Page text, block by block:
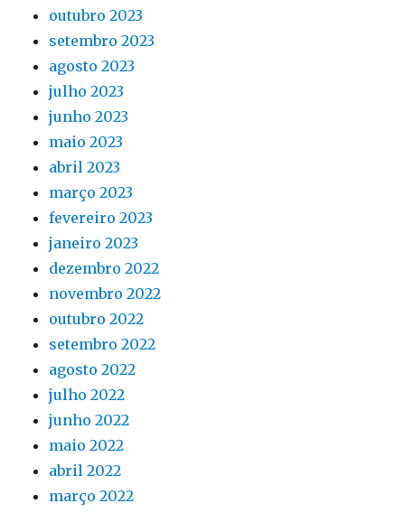
outubro 2023
setembro 2023
agosto 2023
julho 2023
junho 2023
maio 2023
abril 2023
março 2023
fevereiro 2023
janeiro 2023
dezembro 2022
novembro 2022
outubro 2022
setembro 2022
agosto 2022
julho 2022
junho 2022
maio 2022
abril 2022
março 2022